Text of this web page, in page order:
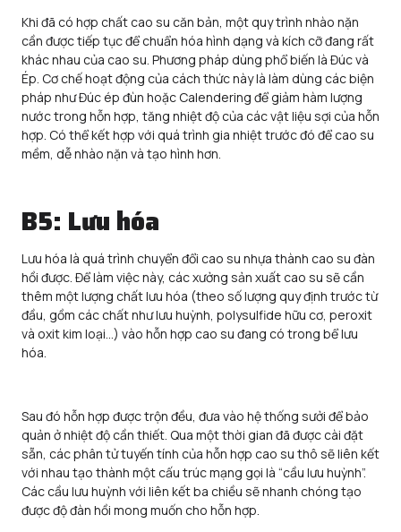
Khi đã có hợp chất cao su căn bản, một quy trình nhào nặn
cần được tiếp tục để chuẩn hóa hình dạng và kích cỡ đang rất
khác nhau của cao su. Phương pháp dùng phổ biến là Đúc và
Ép. Cơ chế hoạt động của cách thức này là làm dùng các biện
pháp như Đúc ép đùn hoặc Calendering để giảm hàm lượng
nước trong hỗn hợp, tăng nhiệt độ của các vật liệu sợi của hỗn
hợp. Có thể kết hợp với quá trình gia nhiệt trước đó để cao su
mềm, dễ nhào nặn và tạo hình hơn.
B5: Lưu hóa
Lưu hóa là quá trình chuyển đổi cao su nhựa thành cao su đàn
hồi được. Để làm việc này, các xưởng sản xuất cao su sẽ cần
thêm một lượng chất lưu hóa (theo số lượng quy định trước từ
đầu, gồm các chất như lưu huỳnh, polysulfide hữu cơ, peroxit
và oxit kim loại…) vào hỗn hợp cao su đang có trong bể lưu
hóa.
Sau đó hỗn hợp được trộn đều, đưa vào hệ thống sưởi để bảo
quản ở nhiệt độ cần thiết. Qua một thời gian đã được cài đặt
sẵn, các phân tử tuyến tính của hỗn hợp cao su thô sẽ liên kết
với nhau tạo thành một cấu trúc mạng gọi là “cầu lưu huỳnh”.
Các cầu lưu huỳnh với liên kết ba chiều sẽ nhanh chóng tạo
được độ đàn hồi mong muốn cho hỗn hợp.